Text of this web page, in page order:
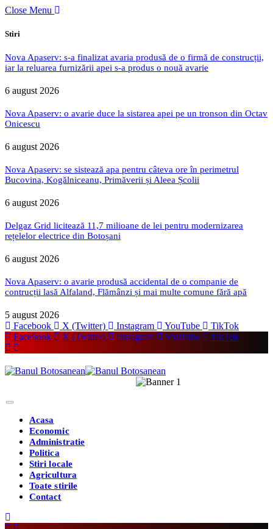
Close Menu
Stiri
Nova Apaserv: s-a finalizat avaria produsă de o firmă de construcții,
iar la reluarea furnizării apei s-a produs o nouă avarie
6 august 2026
Nova Apaserv: o avarie duce la sistarea apei pe un tronson din Octav
Onicescu
6 august 2026
Nova Apaserv: se sistează apa pentru câteva ore în perimetrul
Bucovina, Kogălniceanu, Primăverii și Aleea Școlii
6 august 2026
Delgaz Grid licitează 11,7 milioane de lei pentru modernizarea
rețelelor electrice din Botoșani
6 august 2026
Nova Apaserv: o avarie produsă accidental de o companie de
contrucții lasă Alfaland, Flămânzi și mai multe comune fără apă
5 august 2026
Facebook
X (Twitter) Instagram YouTube
TikTok
Facebook
X (Twitter) Instagram YouTube TikTok
Acasa
Economic
Administratie
Politica
Stiri locale
Agricultura
Toate stirile
Contact